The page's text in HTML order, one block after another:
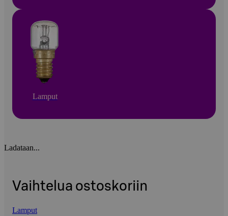
Lamput
Ladataan...
Vaihtelua ostoskoriin
Lamput